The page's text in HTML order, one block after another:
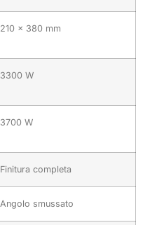
210 x 380 mm
3300 W
3700 W
Finitura completa
Angolo smussato